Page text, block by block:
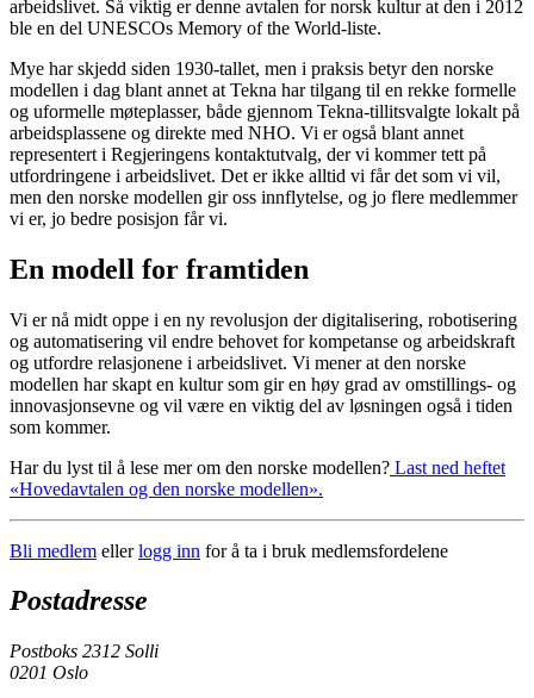
arbeidslivet. Så viktig er denne avtalen for norsk kultur at den i 2012
ble en del UNESCOs Memory of the World-liste.
Mye har skjedd siden 1930-tallet, men i praksis betyr den norske
modellen i dag blant annet at Tekna har tilgang til en rekke formelle
og uformelle møteplasser, både gjennom Tekna-tillitsvalgte lokalt på
arbeidsplassene og direkte med NHO. Vi er også blant annet
representert i Regjeringens kontaktutvalg, der vi kommer tett på
utfordringene i arbeidslivet. Det er ikke alltid vi får det som vi vil,
men den norske modellen gir oss innflytelse, og jo flere medlemmer
vi er, jo bedre posisjon får vi.
En modell for framtiden
Vi er nå midt oppe i en ny revolusjon der digitalisering, robotisering
og automatisering vil endre behovet for kompetanse og arbeidskraft
og utfordre relasjonene i arbeidslivet. Vi mener at den norske
modellen har skapt en kultur som gir en høy grad av omstillings- og
innovasjonsevne og vil være en viktig del av løsningen også i tiden
som kommer.
Har du lyst til å lese mer om den norske modellen? Last ned heftet
«Hovedavtalen og den norske modellen».
Bli medlem ellerlogg inn for å ta i bruk medlemsfordelene
Postadresse
Postboks 2312 Solli
0201 Oslo